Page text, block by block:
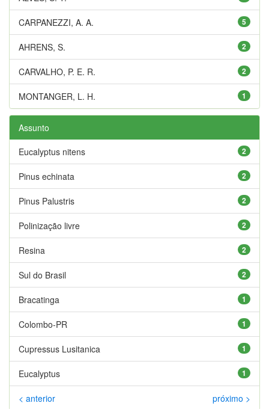
5
CARPANEZZI, A. A.
2
AHRENS, S.
2
CARVALHO, P. E. R.
1
MONTANGER, L. H.
Assunto
2
Eucalyptus nitens
2
Pinus echinata
2
Pinus Palustris
2
Polinização livre
2
Resina
2
Sul do Brasil
1
Bracatinga
1
Colombo-PR
1
Cupressus Lusitanica
1
Eucalyptus
< anterior próximo >